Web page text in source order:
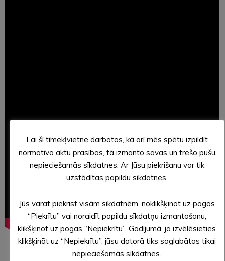
Lai šī tīmekļvietne darbotos, kā arī mēs spētu izpildīt
normatīvo aktu prasības, tā izmanto savas un trešo pušu
nepieciešamās sīkdatnes. Ar Jūsu piekrišanu var tik
uzstādītas papildu sīkdatnes.
Jūs varat piekrist visām sīkdatnēm, noklikšķinot uz pogas
“Piekrītu” vai noraidīt papildu sīkdatņu izmantošanu,
klikšķinot uz pogas “Nepiekrītu”. Gadījumā, ja izvēlēsieties
klikšķināt uz “Nepiekrītu”, jūsu datorā tiks saglabātas tikai
nepieciešamās sīkdatnes.